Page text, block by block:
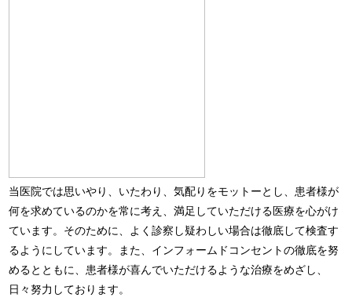
当医院では思いやり、いたわり、気配りをモットーとし、患者様が
何を求めているのかを常に考え、満足していただける医療を心がけ
ています。そのために、よく診察し疑わしい場合は徹底して検査す
るようにしています。また、インフォームドコンセントの徹底を努
めるとともに、患者様が喜んでいただけるような治療をめざし、
日々努力しております。